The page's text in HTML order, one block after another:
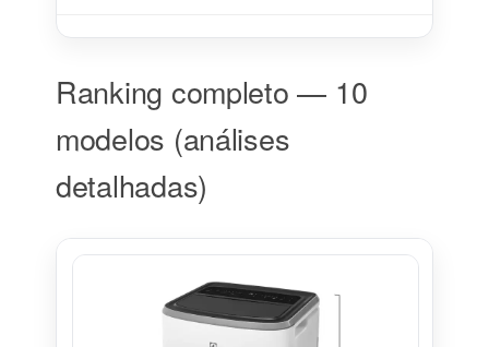
Ranking completo — 10
modelos (análises
detalhadas)